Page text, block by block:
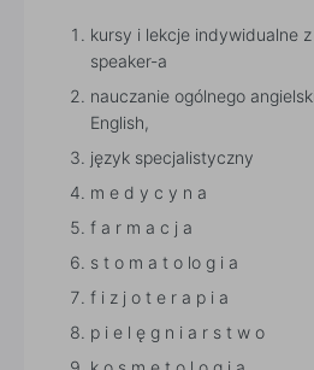
kursy i lekcje indywidualne
speaker-a
nauczanie ogólnego
English,
język specjalistyczny
m e d y c y n a
f a r m a c j a
s t o m a t o lo g i a
f i z j o t e r a p i a
p i e l ę g n i a r s t w o